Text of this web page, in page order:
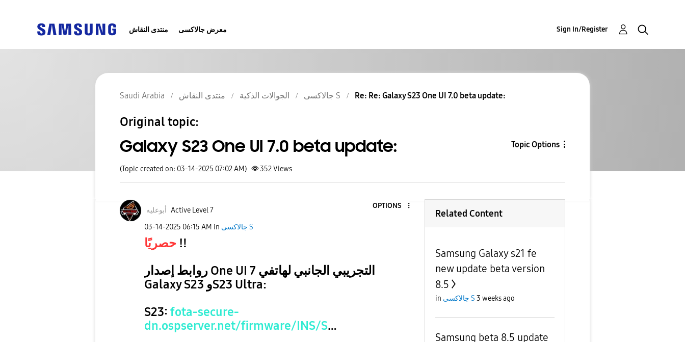
منتدى النقاش معرض جالاكسى Sign In/Register
Saudi Arabia منتدى النقاش الجوالات الذكية جالاكسى S Re: Re: Galaxy S23 One UI 7.0 beta update:
Original topic:
Galaxy S23 One UI 7.0 beta update: Topic Options
(Topic created on: 03-14-2025 07:02 AM) 352Views
أبوعليه Active Level 7
OPTIONS
‎03-14-2025 06:15 AM in جالاكسى S
حصريًا ‼️
روابط إصدار One UI 7 التجريبي الجانبي لهاتفي
Galaxy S23 وS23 Ultra:
S23: fota-secure-
dn.ospserver.net/firmware/INS/S…
Related Content
Samsung Galaxy s21 fe
new update beta version
8.5
in جالاكسى S 3 weeks ago
Samsung beta 8.5 update